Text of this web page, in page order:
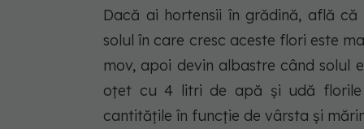
Dacă ai hortensii în grădină, află
solul în care cresc aceste flori este
mov, apoi devin albastre când solul
oțet cu 4 litri de apă și udă florile
cantitățile în funcție de vârsta și